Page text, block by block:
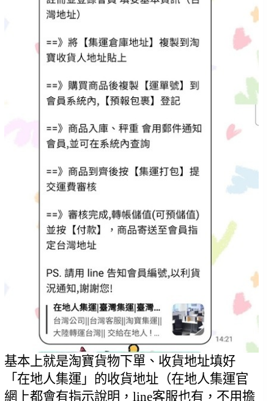
基本上就是淘寶貨物下單、收貨地址填好
「在地人集運」的收貨地址（在地人集運官
網上都會有指示說明，line客服也有，不用擔